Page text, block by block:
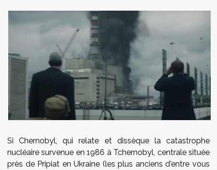
Si Chernobyl, qui relate et dissèque la catastrophe
nucléaire survenue en 1986 à Tchernobyl, centrale située
près de Pripiat en Ukraine (les plus anciens d'entre vous